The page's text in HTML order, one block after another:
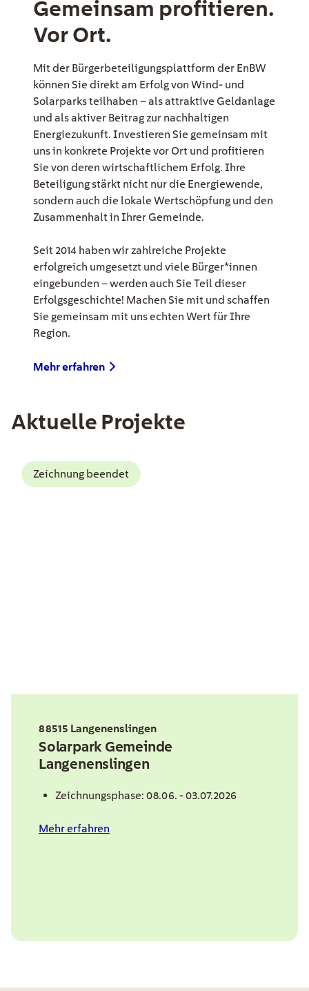
Gemeinsam profitieren.
Vor Ort.
EE Text
Mit der Bürgerbeteiligungsplattform der EnBW
können Sie direkt am Erfolg von Wind- und
Solarparks teilhaben – als attraktive Geldanlage
und als aktiver Beitrag zur nachhaltigen
Energiezukunft. Investieren Sie gemeinsam mit
uns in konkrete Projekte vor Ort und profitieren
Sie von deren wirtschaftlichem Erfolg. Ihre
Beteiligung stärkt nicht nur die Energiewende,
sondern auch die lokale Wertschöpfung und den
Zusammenhalt in Ihrer Gemeinde.
Seit 2014 haben wir zahlreiche Projekte
erfolgreich umgesetzt und viele Bürger*innen
eingebunden – werden auch Sie Teil dieser
Erfolgsgeschichte! Machen Sie mit und schaffen
Sie gemeinsam mit uns echten Wert für Ihre
Region.
Mehr erfahren
EE Text
Aktuelle Projekte
88515 Langenenslingen
Solarpark Gemeinde
Langenenslingen
Zeichnungsphase: 08.06. - 03.07.2026
Mehr erfahren